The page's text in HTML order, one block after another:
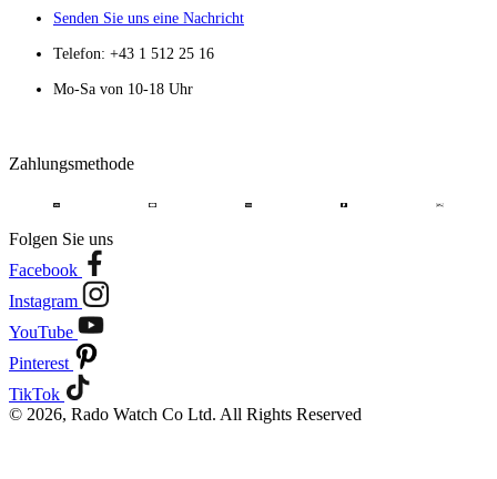
Senden Sie uns eine Nachricht
Telefon: +43 1 512 25 16
Mo-Sa von 10-18 Uhr
Zahlungsmethode
Folgen Sie uns
Facebook
Instagram
YouTube
Pinterest
TikTok
© 2026, Rado Watch Co Ltd. All Rights Reserved